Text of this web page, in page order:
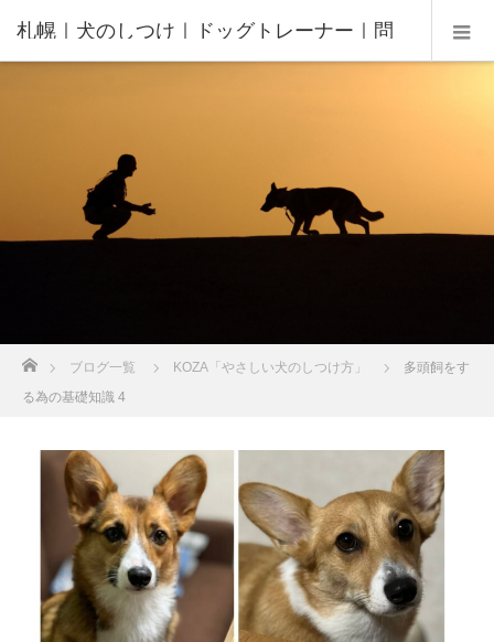
札幌｜犬のしつけ｜ドッグトレーナー｜問
んの家庭教師®️
ブログ一覧 KOZA「やさしい犬のしつけ方」
多頭飼をす
る為の基礎知識 4